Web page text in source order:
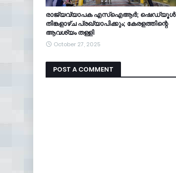
രാജ്യവ്യാപക എസ്ഐആർ; ഷെഡ്യൂൾ
തിങ്കളാഴ്ച പ്രഖ്യാപിക്കും; കേരളത്തിന്റെ
ആവശ്യം തള്ളി
October 27, 2025
POST A COMMENT